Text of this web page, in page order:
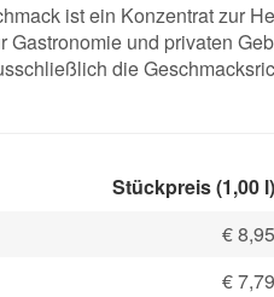
ist ein Konzentrat zur
Gastronomie und privaten
die
Stückpreis (1,00 l)
€ 8,95
€ 7,79